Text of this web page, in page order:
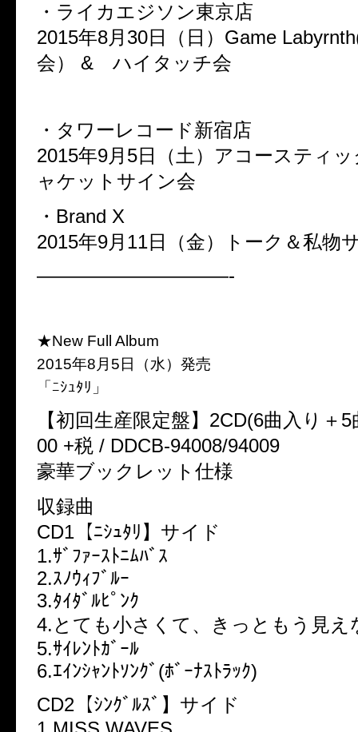
・ライカエジソン東京店
2015年8月30日（日）Game
会） & ハイタッチ会
・タワーレコード新宿店
2015年9月5日（土）アコースティ
ャケットサイン会
・Brand X
2015年9月11日（金）トーク＆私物
——————————-
★New Full Album
2015年8月5日（水）発売
「ﾆｼｭﾀﾘ」
【初回生産限定盤】2CD(6曲入り＋
00 +税 / DDCB-94008/94009
豪華ブックレット仕様
収録曲
CD1【ﾆｼｭﾀﾘ】サイド
1.ｻﾞﾌｧｰｽﾄﾆﾑﾊﾞｽ
2.ｽﾉｳｨﾌﾞﾙｰ
3.ﾀｲﾀﾞﾙﾋﾟﾝｸ
4.とても小さくて、きっともう見え
5.ｻｲﾚﾝﾄｶﾞｰﾙ
6.ｴｲﾝｼｬﾝﾄｿﾝｸﾞ(ﾎﾞｰﾅｽﾄﾗｯｸ)
CD2【ｼﾝｸﾞﾙｽﾞ】サイド